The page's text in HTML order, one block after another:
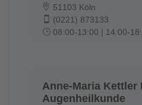
51103 Köln
(0221) 873133
08:00-13:00 | 14:00-
Anne-Maria Kettler
Augenheilkunde